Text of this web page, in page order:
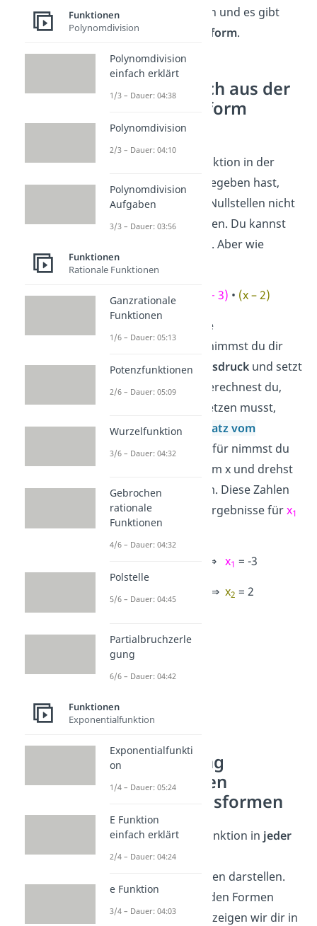
dann tritt Fall 3 ein und es gibt
keine Nullstellenform.
Was kann ich aus der
Nullstellenform
ablesen?
Wenn du eine Funktion in der
Nullstellenform gegeben hast,
brauchst du ihre Nullstellen nicht
mehr auszurechnen. Du kannst
. Aber wie
funktioniert das?
f(x) = 2 •
(x + 3) • (x – 2)
Um eine Nullstelle
herauszufinden, nimmst du dir
einenKlammerausdruck und setzt
ihngleich 0
. So berechnest du,
was du für x einsetzen musst,
damit er 0 wird (
Satz vom
Nullprodukt
Dafür nimmst du
die Zahl neben dem x und drehst
ihr Vorzeichen um. Diese Zahlen
sind dann deine Ergebnisse fürx1
undx .
x + 3 = 0 ⇒ x1 = -3
x – 2 = 0 ⇒ x2 = 2
Umrechnung
zwischen den
Darstellungsformen
Du kannst eine Funktion in jeder
der möglichen
Darstellungsformen darstellen.
Wie du zwischen den Formen
wechseln kannst, zeigen wir dir in
Funktionen
Polynomdivision
Polynomdivision
einfach erklärt
1/3 – Dauer: 04:38
Polynomdivision
2/3 – Dauer: 04:10
Polynomdivision
Aufgaben
3/3 – Dauer: 03:56
Funktionen
Rationale Funktionen
Ganzrationale
Funktionen
1/6 – Dauer: 05:13
Potenzfunktionen
2/6 – Dauer: 05:09
Wurzelfunktion
3/6 – Dauer: 04:32
Gebrochen
rationale
Funktionen
4/6 – Dauer: 04:32
Polstelle
5/6 – Dauer: 04:45
Partialbruchzerle
gung
6/6 – Dauer: 04:42
Funktionen
Exponentialfunktion
Exponentialfunkti
on
1/4 – Dauer: 05:24
E Funktion
einfach erklärt
2/4 – Dauer: 04:24
e Funktion
3/4 – Dauer: 04:03